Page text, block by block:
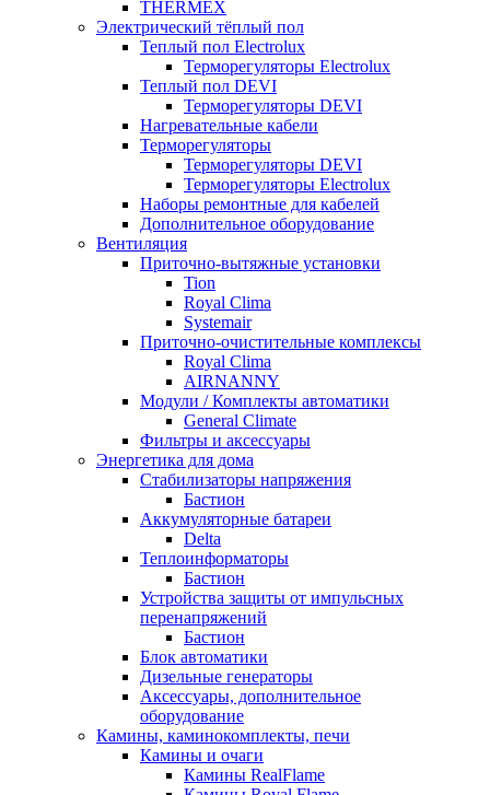
THERMEX
Электрический тёплый пол
Теплый пол Electrolux
Терморегуляторы Electrolux
Теплый пол DEVI
Терморегуляторы DEVI
Нагревательные кабели
Терморегуляторы
Терморегуляторы DEVI
Терморегуляторы Electrolux
Наборы ремонтные для кабелей
Дополнительное оборудование
Вентиляция
Приточно-вытяжные установки
Tion
Royal Clima
Systemair
Приточно-очистительные комплексы
Royal Clima
AIRNANNY
Модули / Комплекты автоматики
General Climate
Фильтры и аксессуары
Энергетика для дома
Стабилизаторы напряжения
Бастион
Аккумуляторные батареи
Delta
Теплоинформаторы
Бастион
Устройства защиты от импульсных
перенапряжений
Бастион
Блок автоматики
Дизельные генераторы
Аксессуары, дополнительное
оборудование
Камины, каминокомплекты, печи
Камины и очаги
Камины RealFlame